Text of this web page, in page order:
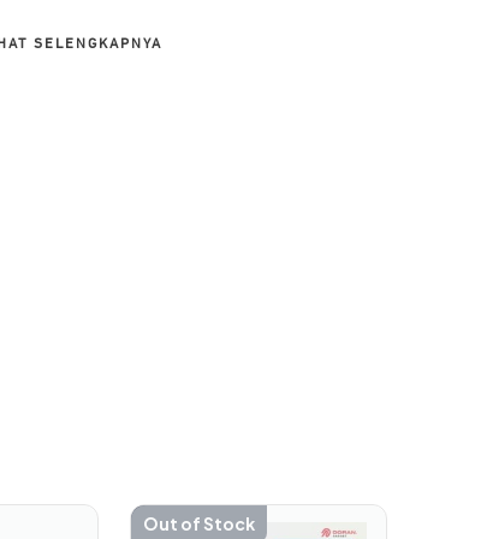
SELENGKAPNYA
Out of Stock